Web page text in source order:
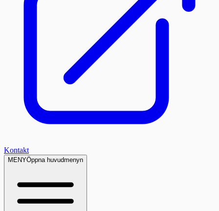
Kontakt
MENYÖppna huvudmenyn